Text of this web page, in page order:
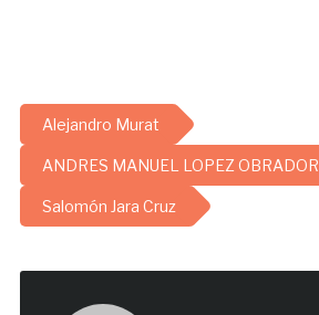
Alejandro Murat
ANDRES MANUEL LOPEZ OBRADOR
Salomón Jara Cruz